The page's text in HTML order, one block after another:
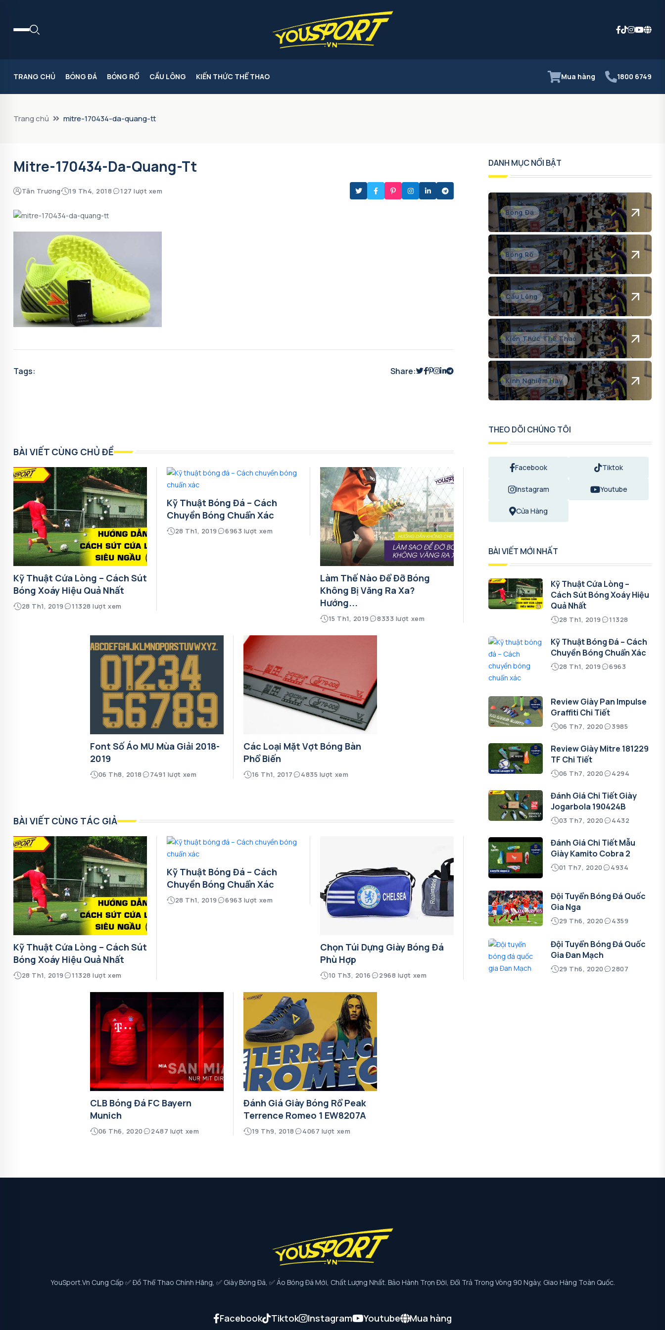
TRANG CHỦ BÓNG ĐÁ BÓNG RỔ CẦU LÔNG KIẾN THỨC THỂ THAO Mua hàng 1800 6749
Trang chủ mitre-170434-da-quang-tt
Mitre-170434-Da-Quang-Tt
Tân Trương 19 Th4, 2018 127 lượt xem
Tags: Share:
BÀI VIẾT CÙNG CHỦ ĐỀ
Kỹ Thuật Cứa Lòng – Cách Sút
Bóng Xoáy Hiệu Quả Nhất
28 Th1, 2019 11328 lượt xem
Kỹ Thuật Bóng Đá – Cách
Chuyền Bóng Chuẩn Xác
28 Th1, 2019 6963 lượt xem
Làm Thế Nào Để Đỡ Bóng
Không Bị Văng Ra Xa?
Hướng...
15 Th1, 2019 8333 lượt xem
Font Số Áo MU Mùa Giải 2018-
2019
06 Th8, 2018 7491 lượt xem
Các Loại Mặt Vợt Bóng Bàn
Phổ Biến
16 Th1, 2017 4835 lượt xem
BÀI VIẾT CÙNG TÁC GIẢ
Kỹ Thuật Cứa Lòng – Cách Sút
Bóng Xoáy Hiệu Quả Nhất
28 Th1, 2019 11328 lượt xem
Kỹ Thuật Bóng Đá – Cách
Chuyền Bóng Chuẩn Xác
28 Th1, 2019 6963 lượt xem
Chọn Túi Dựng Giày Bóng Đá
Phù Hợp
10 Th3, 2016 2968 lượt xem
CLB Bóng Đá FC Bayern
Munich
06 Th6, 2020 2487 lượt xem
Đánh Giá Giày Bóng Rổ Peak
Terrence Romeo 1 EW8207A
19 Th9, 2018 4067 lượt xem
DANH MỤC NỔI BẬT
Bóng Đá
Bóng Rổ
Cầu Lông
Kiến Thức Thể Thao
Kinh Nghiệm Hay
THEO DÕI CHÚNG TÔI
Facebook Tiktok
Instagram Youtube
Cửa Hàng
BÀI VIẾT MỚI NHẤT
Kỹ Thuật Cứa Lòng –
Cách Sút Bóng Xoáy Hiệu
Quả Nhất
28 Th1, 2019 11328
Kỹ Thuật Bóng Đá – Cách
Chuyền Bóng Chuẩn Xác
28 Th1, 2019 6963
Review Giày Pan Impulse
Graffiti Chi Tiết
06 Th7, 2020 3985
Review Giày Mitre 181229
TF Chi Tiết
06 Th7, 2020 4294
Đánh Giá Chi Tiết Giày
Jogarbola 190424B
03 Th7, 2020 4432
Đánh Giá Chi Tiết Mẫu
Giày Kamito Cobra 2
01 Th7, 2020 4934
Đội Tuyển Bóng Đá Quốc
Gia Nga
29 Th6, 2020 4359
Đội Tuyển Bóng Đá Quốc
Gia Đan Mạch
29 Th6, 2020 2807
YouSport.vn Cung Cấp ✅ Đồ Thể Thao Chính Hãng, ✅ Giày Bóng Đá, ✅ Áo Bóng Đá Mới, Chất Lượng Nhất. Bảo Hành Trọn Đời, Đổi Trả Trong Vòng 90 Ngày, Giao Hàng Toàn Quốc.
Facebook Tiktok Instagram Youtube Mua hàng